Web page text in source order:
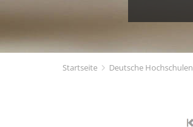
Startseite Deutsche Hochschulen